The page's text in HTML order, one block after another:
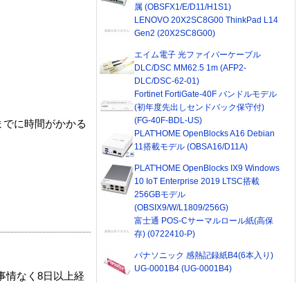
に時間がかかる
情なく8日以上経
属 (OBSFX1/E/D11/H1S1)
LENOVO 20X2SC8G00 ThinkPad L14
Gen2 (20X2SC8G00)
エイム電子 光ファイバーケーブル
DLC/DSC MM62.5 1m (AFP2-
DLC/DSC-62-01)
Fortinet FortiGate-40F バンドルモデル
(初年度先出しセンドバック保守付)
(FG-40F-BDL-US)
PLAT'HOME OpenBlocks A16 Debian
11搭載モデル (OBSA16/D11A)
PLAT'HOME OpenBlocks IX9 Windows
10 IoT Enterprise 2019 LTSC搭載
256GBモデル
(OBSIX9/W/L1809/256G)
富士通 POS-Cサーマルロール紙(高保
存) (0722410-P)
パナソニック 感熱記録紙B4(6本入り)
UG-0001B4 (UG-0001B4)